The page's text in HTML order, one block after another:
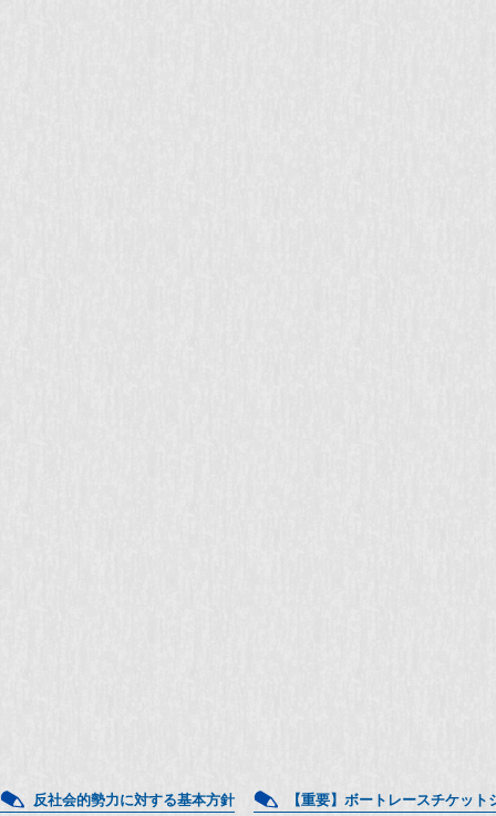
反社会的勢力に対する基本方針 【重要】ボートレースチケッ